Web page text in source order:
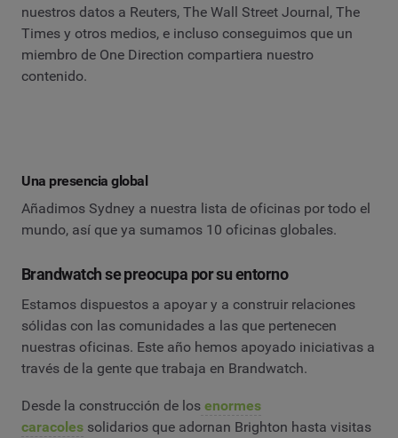
nuestros datos a Reuters, The Wall Street Journal, The
Times y otros medios, e incluso conseguimos que un
miembro de One Direction compartiera nuestro
contenido.
Una presencia global
Añadimos Sydney a nuestra lista de oficinas por todo el
mundo, así que ya sumamos 10 oficinas globales.
Brandwatch se preocupa por su entorno
Estamos dispuestos a apoyar y a construir relaciones
sólidas con las comunidades a las que pertenecen
nuestras oficinas. Este año hemos apoyado iniciativas a
través de la gente que trabaja en Brandwatch.
Desde la construcción de los enormes
caracoles solidarios que adornan Brighton hasta visitas